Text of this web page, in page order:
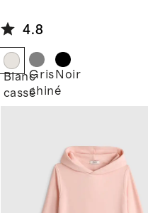
Fleece Crop
Pullover
Hoodie
4.8
Blanc
cassé
Gris
chiné
Noir